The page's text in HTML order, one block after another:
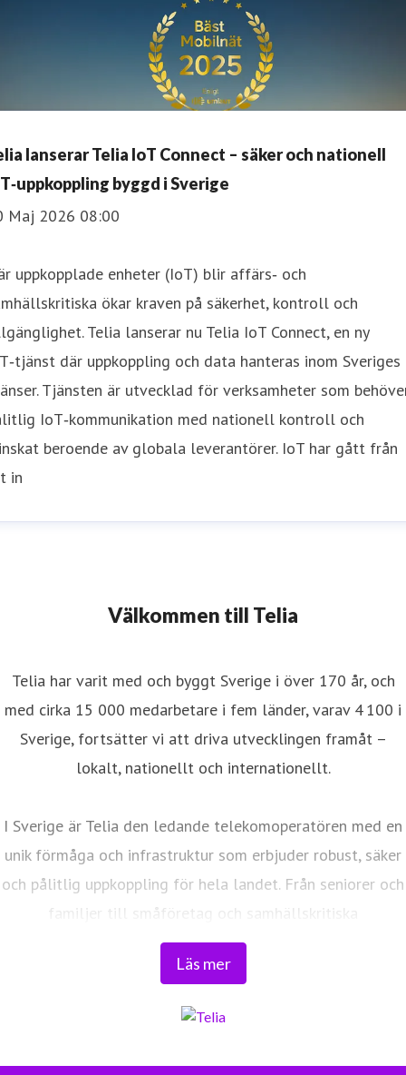
lanserar Telia IoT Connect – säker och nationell
byggd i Sverige
Maj 2026 08:00
uppkopplade enheter (IoT) blir affärs‑ och
ökar kraven på säkerhet, kontroll och
Telia lanserar nu Telia IoT Connect, en ny
där uppkoppling och data hanteras inom Sveriges
Tjänsten är utvecklad för verksamheter som
IoT‑kommunikation med nationell kontroll och
beroende av globala leverantörer. IoT har gått från
in
Välkommen till Telia
Läs mer
Telia har varit med och byggt Sverige i över 170 år, och
med cirka 15 000 medarbetare i fem länder, varav 4 100 i
Sverige, fortsätter vi att driva utvecklingen framåt –
lokalt, nationellt och internationellt.
I Sverige är Telia den ledande telekomoperatören med en
unik förmåga och infrastruktur som erbjuder robust, säker
och pålitlig uppkoppling för hela landet. Från seniorer och
familjer till småföretag och samhällskritiska
verksamheter. Vi möjliggör digitaliseringens kraft i
vardagen och är en del av Sveriges totalförsvar. Med
transportnätet och ett mobilnät i världsklass skapar vi en